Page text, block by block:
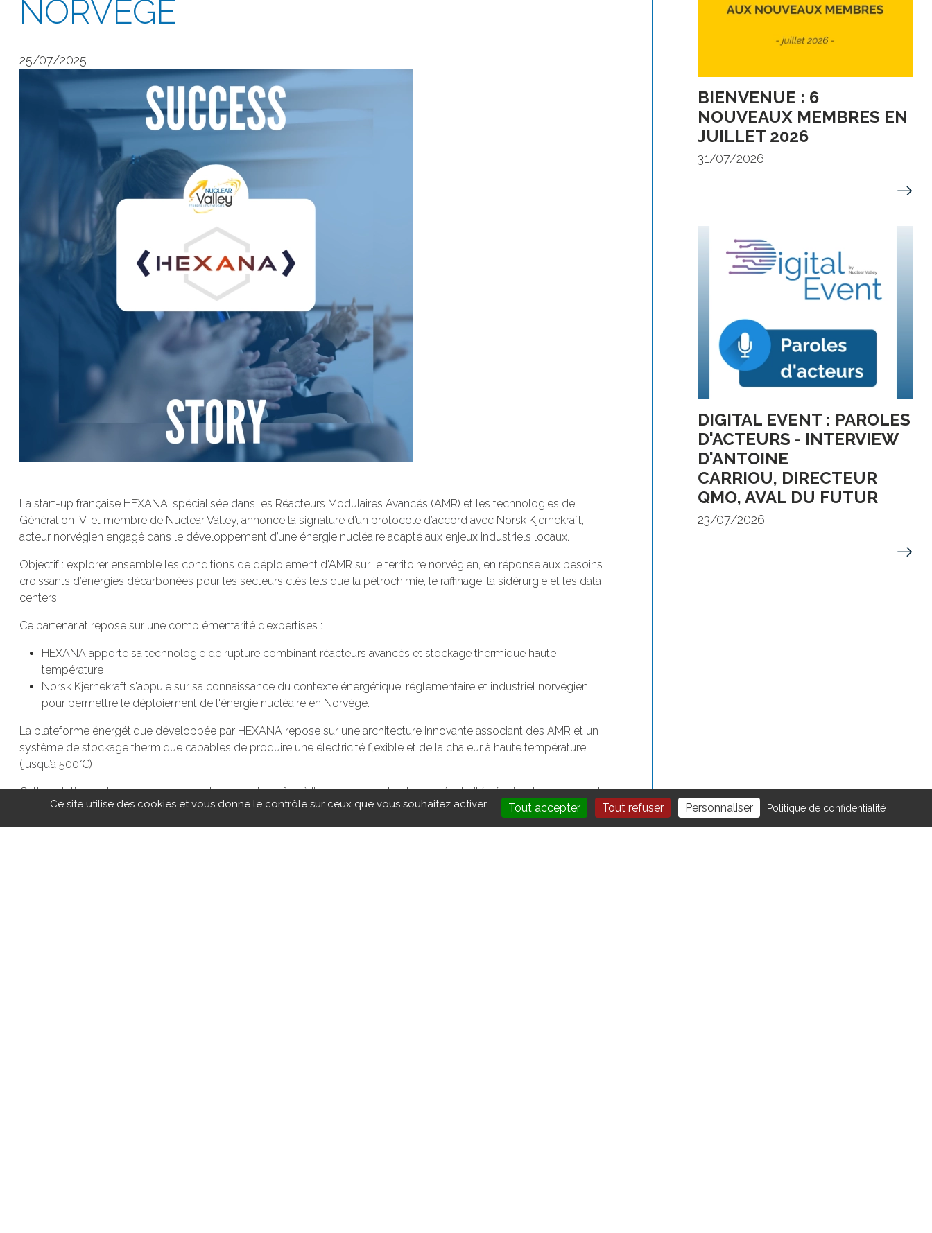
NORVÈGE
25/07/2025
La start-up française HEXANA, spécialisée dans les Réacteurs Modulaires Avancés (AMR) et les technologies de
Génération IV, et membre de Nuclear Valley, annonce la signature d’un protocole d’accord avec Norsk Kjernekraft,
acteur norvégien engagé dans le développement d’une énergie nucléaire adapté aux enjeux industriels locaux.
Objectif : explorer ensemble les conditions de déploiement d'AMR sur le territoire norvégien, en réponse aux besoins
croissants d’énergies décarbonées pour les secteurs clés tels que la pétrochimie, le raffinage, la sidérurgie et les data
centers.
Ce partenariat repose sur une complémentarité d’expertises :
HEXANA apporte sa technologie de rupture combinant réacteurs avancés et stockage thermique haute
température ;
Norsk Kjernekraft s'appuie sur sa connaissance du contexte énergétique, réglementaire et industriel norvégien
pour permettre le déploiement de l'énergie nucléaire en Norvège.
La plateforme énergétique développée par HEXANA repose sur une architecture innovante associant des AMR et un
système de stockage thermique capables de produire une électricité flexible et de la chaleur à haute température
(jusqu’à 500°C) ;
Cette solution se base sur une approche circulaire grâce à l’usage de combustible usé retraité, réduisant le volume et
la durée de vie des déchets et la dépendance à l’uranium enrichi importé.
BIENVENUE : 6
NOUVEAUX MEMBRES EN
JUILLET 2026
31/07/2026
DIGITAL EVENT : PAROLES
D'ACTEURS - INTERVIEW
D'ANTOINE
CARRIOU, DIRECTEUR
QMO, AVAL DU FUTUR
23/07/2026
Ce site utilise des cookies et vous donne le contrôle sur ceux que vous souhaitez activer Tout accepter Tout refuser Personnaliser Politique de confidentialité